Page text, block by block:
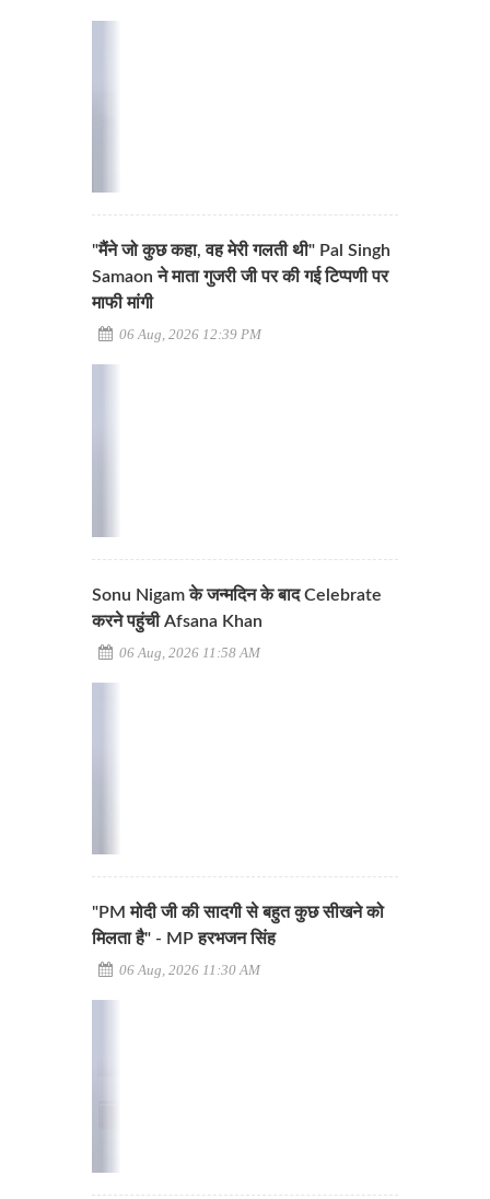
"मैंने जो कुछ कहा, वह मेरी गलती थी" Pal Singh
Samaon ने माता गुजरी जी पर की गई टिप्पणी पर
माफी मांगी
06 Aug, 2026 12:39 PM
Sonu Nigam के जन्मदिन के बाद Celebrate
करने पहुंची Afsana Khan
06 Aug, 2026 11:58 AM
"PM मोदी जी की सादगी से बहुत कुछ सीखने को
मिलता है" - MP हरभजन सिंह
06 Aug, 2026 11:30 AM